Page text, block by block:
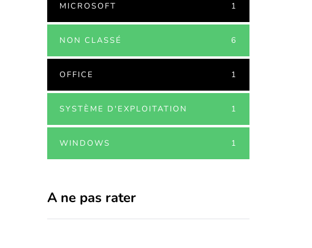
MICROSOFT 1
NON CLASSÉ 6
OFFICE 1
SYSTÈME D'EXPLOITATION 1
WINDOWS 1
A ne pas rater